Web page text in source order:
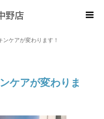
野店
ンケアが変わります！
ケアが変わりま